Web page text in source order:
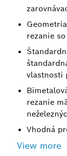
rezanie
vlastnosti
rezanie
Vhodná
View more